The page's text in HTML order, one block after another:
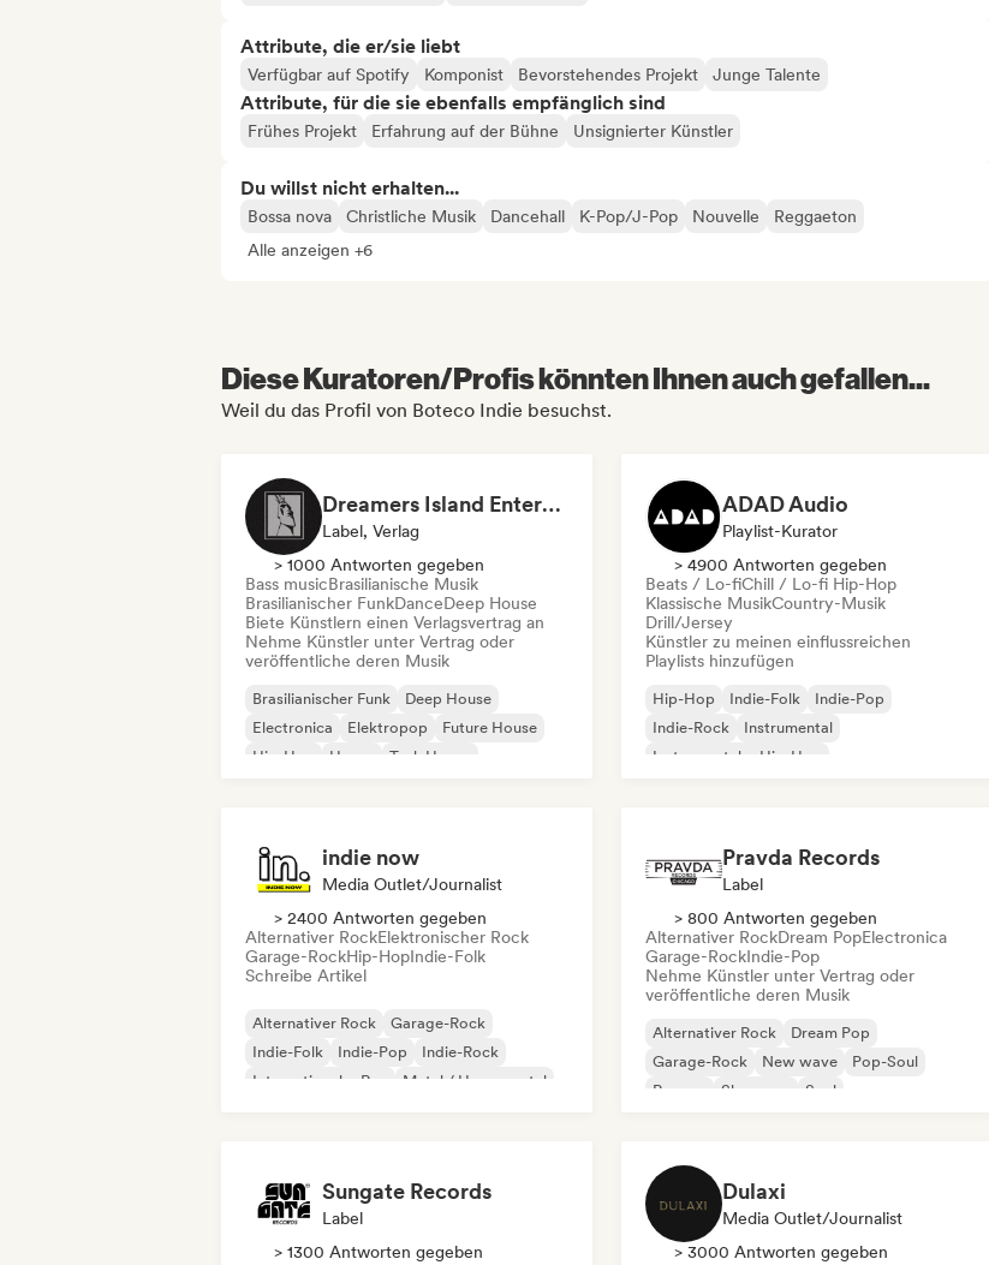
Attribute, die er/sie liebt
Verfügbar auf Spotify Komponist Bevorstehendes Projekt Junge Talente
Attribute, für die sie ebenfalls empfänglich sind
Frühes Projekt Erfahrung auf der Bühne Unsignierter Künstler
Du willst nicht erhalten...
Bossa nova Christliche Musik Dancehall K-Pop/J-Pop Nouvelle
Reggaeton
Alle anzeigen +6
Diese Kuratoren/Profis könnten Ihnen auch gefallen...
Weil du das Profil von Boteco Indie besuchst.
Dreamers Island Entertainment
Label, Verlag
> 1000 Antworten gegeben
Bass musicBrasilianische Musik
Brasilianischer FunkDanceDeep House
Biete Künstlern einen Verlagsvertrag an
Nehme Künstler unter Vertrag oder
veröffentliche deren Musik
Brasilianischer Funk
Deep House
Electronica
Elektropop
Future House
Hip-Hop
House Tech House
ADAD Audio
Playlist-Kurator
> 4900 Antworten gegeben
Beats / Lo-fiChill / Lo-fi Hip-Hop
Klassische MusikCountry-Musik
Drill/Jersey
Künstler zu meinen einflussreichen
Playlists hinzufügen
Hip-Hop Indie-Folk
Indie-Pop
Indie-Rock
Instrumental
Instrumentaler Hip-Hop
indie now
Media Outlet/Journalist
> 2400 Antworten gegeben
Alternativer RockElektronischer Rock
Garage-RockHip-HopIndie-Folk
Schreibe Artikel
Alternativer Rock
Garage-Rock
Indie-Folk
Indie-Pop
Indie-Rock
Internationaler Rap
Metal / Heavy metal
Pravda Records
Label
> 800 Antworten gegeben
Alternativer RockDream PopElectronica
Garage-RockIndie-Pop
Nehme Künstler unter Vertrag oder
veröffentliche deren Musik
Alternativer Rock
Dream Pop
Garage-Rock
New wave
Pop-Soul
Reggae
Shoegaze Soul
Sungate Records
Label
> 1300 Antworten gegeben
Dulaxi
Media Outlet/Journalist
> 3000 Antworten gegeben